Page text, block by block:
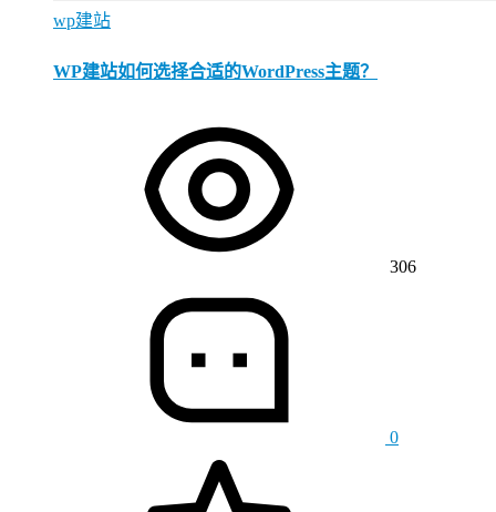
wp建站
WP建站如何选择合适的WordPress主题？
306
0